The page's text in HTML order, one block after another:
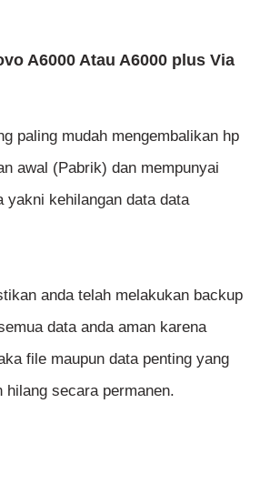
A6000 Atau A6000 plus Via
paling mudah mengembalikan hp
awal (Pabrik) dan mempunyai
yakni kehilangan data data
anda telah melakukan backup
data anda aman karena
file maupun data penting yang
hilang secara permanen.